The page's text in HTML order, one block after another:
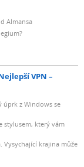
Almansa
VPN –
úprk z Windows se
stylusem, který vám
krajina může